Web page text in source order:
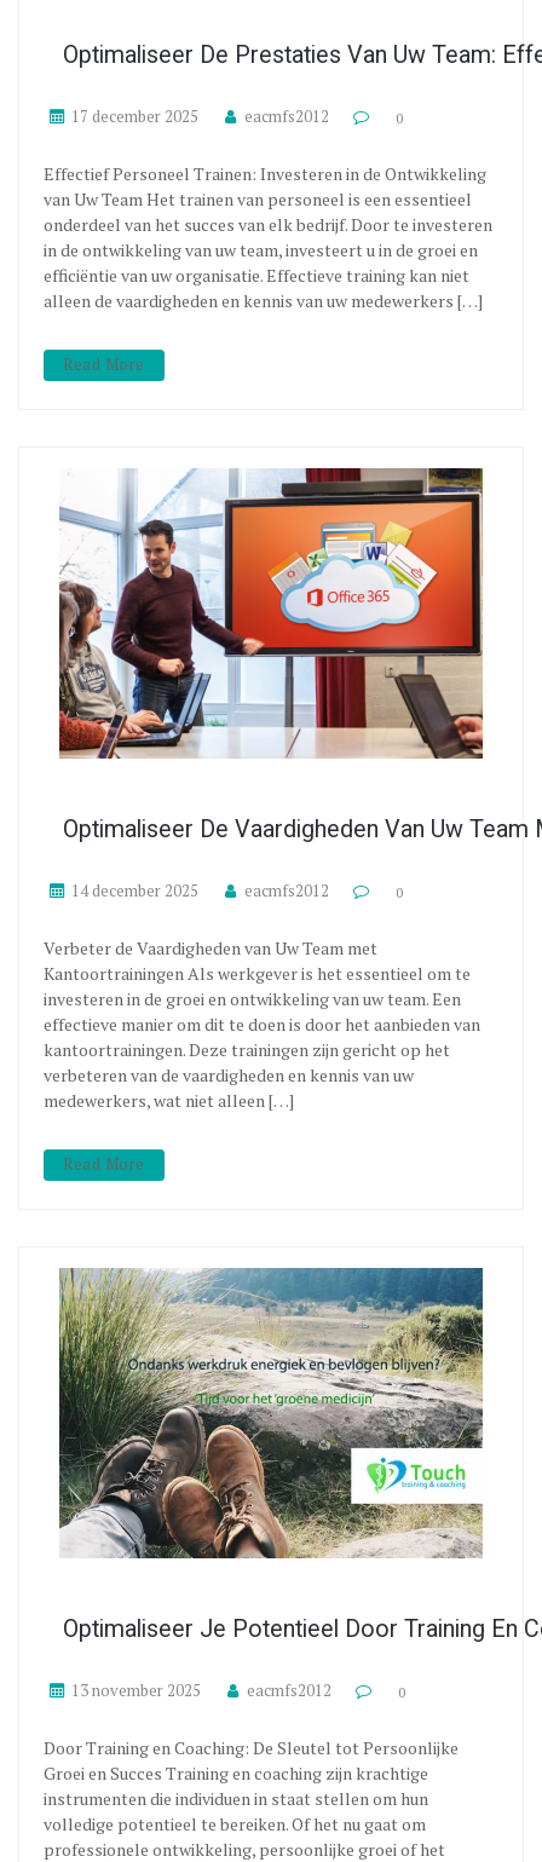
Optimaliseer De Prestaties Van Uw Team:
17 december 2025 eacmfs2012 0
Effectief Personeel Trainen: Investeren in de Ontwikkeling
van Uw Team Het trainen van personeel is een essentieel
onderdeel van het succes van elk bedrijf. Door te investeren
in de ontwikkeling van uw team, investeert u in de groei en
efficiëntie van uw organisatie. Effectieve training kan niet
alleen de vaardigheden en kennis van uw medewerkers […]
Read More
Optimaliseer De Vaardigheden Van Uw
14 december 2025 eacmfs2012 0
Verbeter de Vaardigheden van Uw Team met
Kantoortrainingen Als werkgever is het essentieel om te
investeren in de groei en ontwikkeling van uw team. Een
effectieve manier om dit te doen is door het aanbieden van
kantoortrainingen. Deze trainingen zijn gericht op het
verbeteren van de vaardigheden en kennis van uw
medewerkers, wat niet alleen […]
Read More
Optimaliseer Je Potentieel Door Training En
13 november 2025 eacmfs2012 0
Door Training en Coaching: De Sleutel tot Persoonlijke
Groei en Succes Training en coaching zijn krachtige
instrumenten die individuen in staat stellen om hun
volledige potentieel te bereiken. Of het nu gaat om
professionele ontwikkeling, persoonlijke groei of het